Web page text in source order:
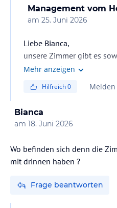
Management vom
am 25. Juni 2026
Liebe Bianca,
unsere Zimmer gibt es
zur Gartenseite. Eine
Gebucht wird lediglich
Connection-Zimmer.
Gerne können Sie Ihren
a.fom@adalyahotels.com
und Möglichkeit werden
Mit freundlichen Grüßen,
Mehr anzeigen
Hilfreich0 Melden
Bianca
am 18. Juni 2026
Wo befinden sich denn die
mit drinnen haben ?
Frage beantworten